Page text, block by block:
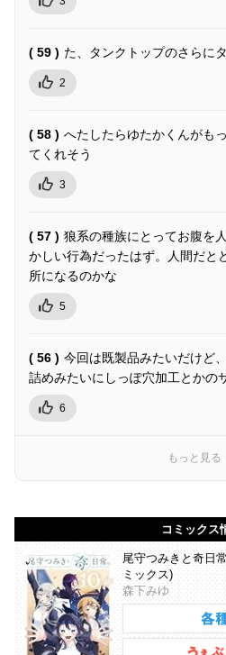
( 59 ) た、タンクトップのさらに
2
( 58 ) へたしたらゆたかくんがも
てくれそう
3
( 57 ) 狼系の種族にとってお腹を
かしい行為だったはず。人間だと
所になるのかな
5
( 56 ) 今回は既製品みたいだけど
詰めみたいにしっぽ穴加工とかの
6
もっと見る
コミックス
尾守つみきと奇日
ミックス)
森下みゆ